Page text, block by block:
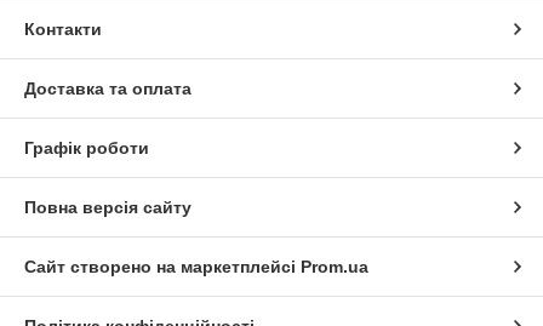
Контакти
Доставка та оплата
Графік роботи
Повна версія сайту
Сайт створено на маркетплейсі Prom.ua